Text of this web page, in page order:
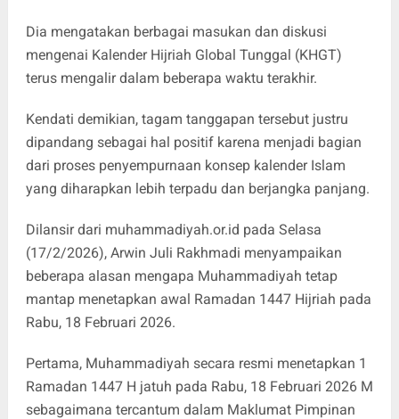
Dia mengatakan berbagai masukan dan diskusi
mengenai Kalender Hijriah Global Tunggal (KHGT)
terus mengalir dalam beberapa waktu terakhir.
Kendati demikian, tagam tanggapan tersebut justru
dipandang sebagai hal positif karena menjadi bagian
dari proses penyempurnaan konsep kalender Islam
yang diharapkan lebih terpadu dan berjangka panjang.
Dilansir dari muhammadiyah.or.id pada Selasa
(17/2/2026), Arwin Juli Rakhmadi menyampaikan
beberapa alasan mengapa Muhammadiyah tetap
mantap menetapkan awal Ramadan 1447 Hijriah pada
Rabu, 18 Februari 2026.
Pertama, Muhammadiyah secara resmi menetapkan 1
Ramadan 1447 H jatuh pada Rabu, 18 Februari 2026 M
sebagaimana tercantum dalam Maklumat Pimpinan